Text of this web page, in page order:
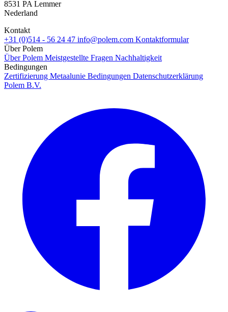
8531 PA Lemmer
Nederland
Kontakt
+31 (0)514 - 56 24 47 info@polem.com Kontaktformular
Über Polem
Über Polem Meistgestellte Fragen Nachhaltigkeit
Bedingungen
Zertifizierung Metaalunie Bedingungen Datenschutzerklärung
Polem B.V.